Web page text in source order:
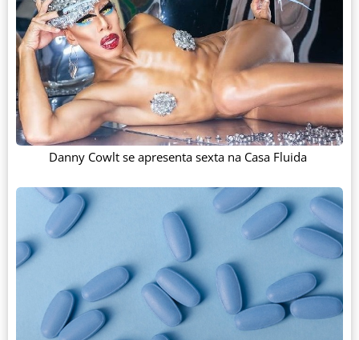
Danny Cowlt se apresenta sexta na Casa Fluida